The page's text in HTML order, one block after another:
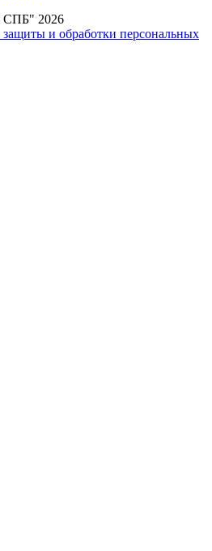
2026
и обработки персональных